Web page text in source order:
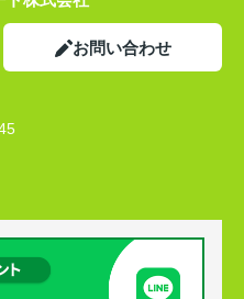
お問い合わせ